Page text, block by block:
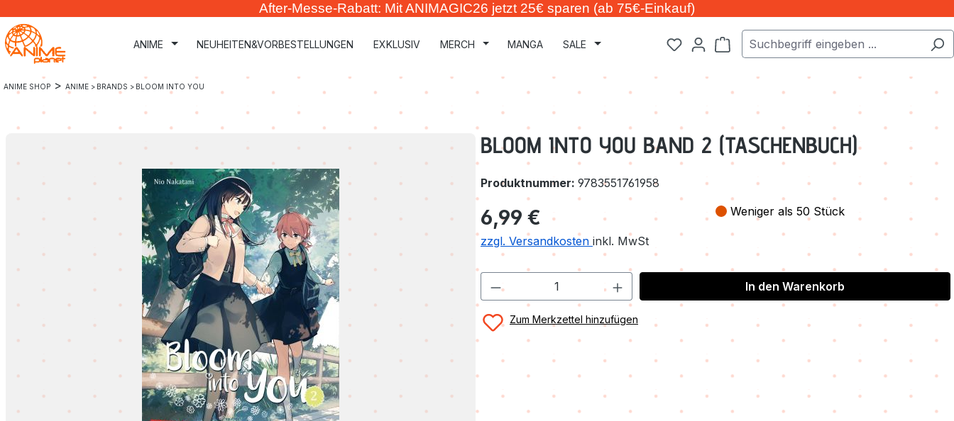
Hauptinhalt springen
Zur Suche springen
Zur Hauptnavigation springen
After-Messe-Rabatt: Mit ANIMAGIC26 jetzt 25€ sparen (ab 75€-Einkauf)
ANIME NEUHEITEN&VORBESTELLUNGEN EXKLUSIV MERCH MANGA SALE Warenkorb enthält 0 Positionen. Der
ANIME SHOP > ANIME > BRANDS > BLOOM INTO YOU
BLOOM INTO YOU BAND 2 (TASCHENBUCH)
Produktnummer: 9783551761958
Regulärer Preis:
6,99 €
zzgl. Versandkosten inkl. MwSt
Weniger als 50 Stück
In den Warenkorb
Zum Merkzettel hinzufügen